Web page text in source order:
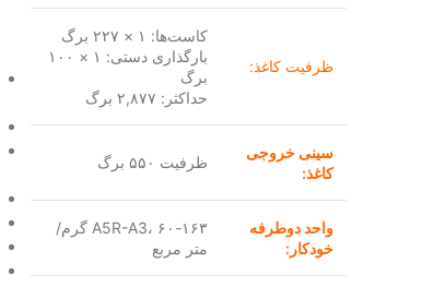
ظرفیت کاغذ:
کاست‌ها: ۱ × ۲۲۷ برگ
بارگذاری دستی: ۱ × ۱۰۰
برگ
حداکثر: ۲,۸۷۷ برگ
سینی خروجی
کاغذ:
ظرفیت ۵۵۰ برگ
واحد دوطرفه
خودکار:
A5R-A3، ۶۰-۱۶۳ گرم/
متر مربع